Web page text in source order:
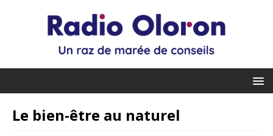
Le bien-être au naturel